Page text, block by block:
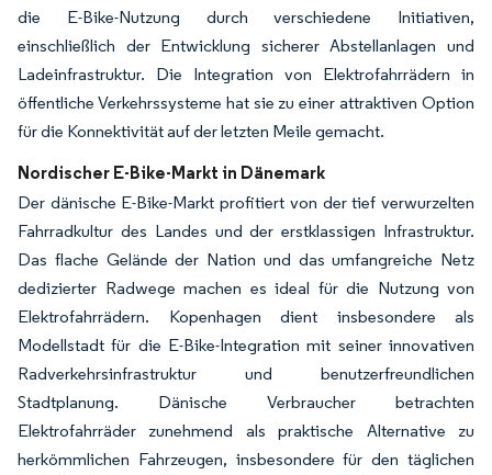
die E-Bike-Nutzung durch verschiedene Initiativen,
einschließlich der Entwicklung sicherer Abstellanlagen und
Ladeinfrastruktur. Die Integration von Elektrofahrrädern in
öffentliche Verkehrssysteme hat sie zu einer attraktiven Option
für die Konnektivität auf der letzten Meile gemacht.
Nordischer E-Bike-Markt in Dänemark
Der dänische E-Bike-Markt profitiert von der tief verwurzelten
Fahrradkultur des Landes und der erstklassigen Infrastruktur.
Das flache Gelände der Nation und das umfangreiche Netz
dedizierter Radwege machen es ideal für die Nutzung von
Elektrofahrrädern. Kopenhagen dient insbesondere als
Modellstadt für die E-Bike-Integration mit seiner innovativen
Radverkehrsinfrastruktur und benutzerfreundlichen
Stadtplanung. Dänische Verbraucher betrachten
Elektrofahrräder zunehmend als praktische Alternative zu
herkömmlichen Fahrzeugen, insbesondere für den täglichen